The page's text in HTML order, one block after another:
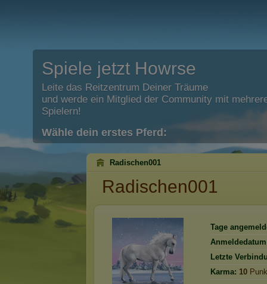
Spiele jetzt Howrse
Leite das Reitzentrum Deiner Träume
und werde ein Mitglied der Community mit
Spielern!
Wähle dein erstes Pferd:
Radischen001
Radischen001
Tage
Letzte
Karma: 10